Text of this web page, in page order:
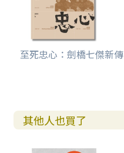
至死忠心：劍橋七傑新傳
其他人也買了